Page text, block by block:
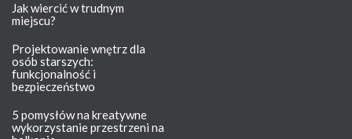
Jak wiercić w trudnym
miejscu?
Projektowanie wnętrz dla
osób starszych:
funkcjonalność i
bezpieczeństwo
5 pomysłów na kreatywne
wykorzystanie przestrzeni na